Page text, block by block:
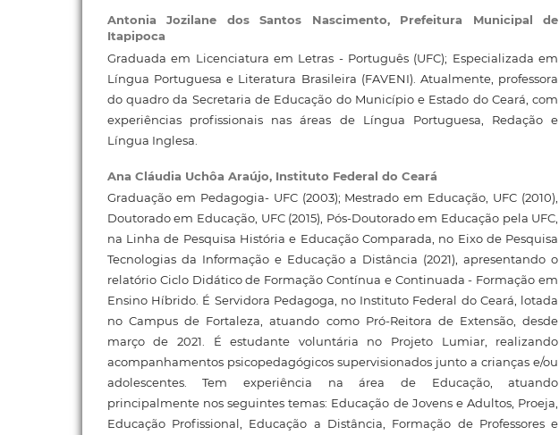
Antonia Jozilane dos Santos Nascimento, Prefeitura Municipal de
Itapipoca
Graduada em Licenciatura em Letras - Português (UFC); Especializada em
Língua Portuguesa e Literatura Brasileira (FAVENI). Atualmente, professora
do quadro da Secretaria de Educação do Município e Estado do Ceará, com
experiências profissionais nas áreas de Língua Portuguesa, Redação e
Língua Inglesa.
Ana Cláudia Uchôa Araújo, Instituto Federal do Ceará
Graduação em Pedagogia- UFC (2003); Mestrado em Educação, UFC (2010),
Doutorado em Educação, UFC (2015), Pós-Doutorado em Educação pela UFC,
na Linha de Pesquisa História e Educação Comparada, no Eixo de Pesquisa
Tecnologias da Informação e Educação a Distância (2021), apresentando o
relatório Ciclo Didático de Formação Contínua e Continuada - Formação em
Ensino Híbrido. É Servidora Pedagoga, no Instituto Federal do Ceará, lotada
no Campus de Fortaleza, atuando como Pró-Reitora de Extensão, desde
março de 2021. É estudante voluntária no Projeto Lumiar, realizando
acompanhamentos psicopedagógicos supervisionados junto a crianças e/ou
adolescentes. Tem experiência na área de Educação, atuando
principalmente nos seguintes temas: Educação de Jovens e Adultos, Proeja,
Educação Profissional, Educação a Distância, Formação de Professores e